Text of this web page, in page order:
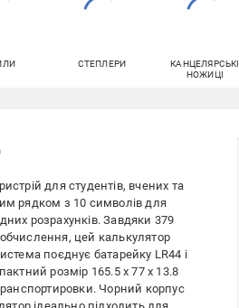
СТЕПЛЕРИ
КАНЦЕЛЯРСЬКІ
НОЖИЦІ
для студентів, вчених та
рядком з 10 символів для
розрахунків. Завдяки 379
цей калькулятор
поєднує батарейку LR44 і
розмір 165.5 x 77 x 13.8
Чорний корпус